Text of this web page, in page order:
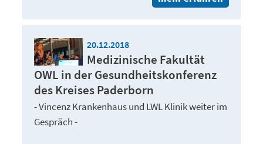
20.12.2018
Medizinische Fakultät
OWL in der Gesundheitskonferenz
des Kreises Paderborn
- Vincenz Krankenhaus und LWL Klinik weiter im
Gespräch -